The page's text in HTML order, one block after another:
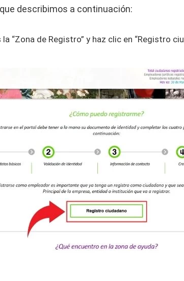
describimos a continuación:
“Zona de Registro” y haz clic en “Registro